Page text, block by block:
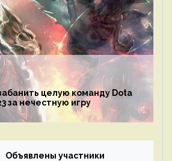
целую команду Dota
за нечестную игру
Объявлены участники